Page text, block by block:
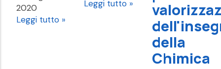
2020
Leggi tutto »
Leggi tutto »
della
Chimica